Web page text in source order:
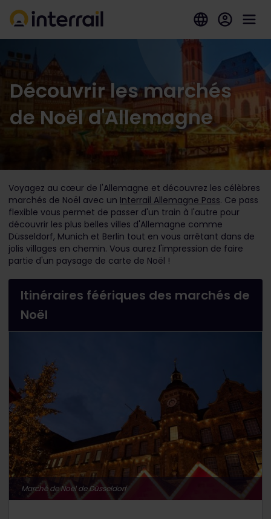
Découvrir les marchés
de Noël d'Allemagne
Voyagez au cœur de l'Allemagne et découvrez les célèbres
marchés de Noël avec un Interrail Allemagne Pass. Ce pass
flexible vous permet de passer d'un train à l'autre pour
découvrir les plus belles villes d'Allemagne comme
Düsseldorf, Munich et Berlin tout en vous arrêtant dans de
jolis villages en chemin. Vous aurez l'impression de faire
partie d'un paysage de carte de Noël !
Itinéraires féériques des marchés de
Noël
Marché de Noël de Düsseldorf